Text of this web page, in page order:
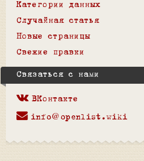
Категории данных
Случайная статья
Новые страницы
Свежие правки
Связаться с нами
ВКонтакте
info@openlist.wiki